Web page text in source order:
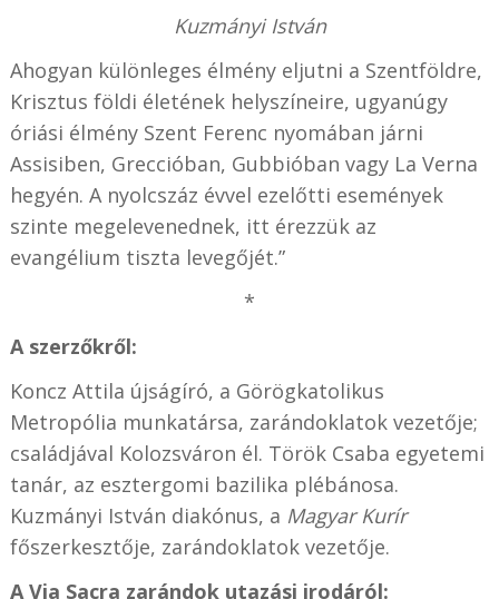
Kuzmányi István
Ahogyan különleges élmény eljutni a Szentföldre,
Krisztus földi életének helyszíneire, ugyanúgy
óriási élmény Szent Ferenc nyomában járni
Assisiben, Greccióban, Gubbióban vagy La Verna
hegyén. A nyolcszáz évvel ezelőtti események
szinte megelevenednek, itt érezzük az
evangélium tiszta levegőjét.”
*
A szerzőkről:
Koncz Attila újságíró, a Görögkatolikus
Metropólia munkatársa, zarándoklatok vezetője;
családjával Kolozsváron él. Török Csaba egyetemi
tanár, az esztergomi bazilika plébánosa.
Kuzmányi István diakónus, a Magyar Kurír
főszerkesztője, zarándoklatok vezetője.
A Via Sacra zarándok utazási irodáról: